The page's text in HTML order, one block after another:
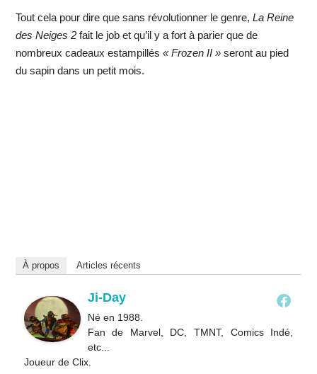
Tout cela pour dire que sans révolutionner le genre, La Reine
des Neiges 2fait le job et qu’il y a fort à parier que de
nombreux cadeaux estampillés « Frozen II »seront au pied
du sapin dans un petit mois.
À propos Articles récents
Ji-Day
Né en 1988.
Fan de Marvel, DC, TMNT, Comics Indé,
etc...
Joueur de Clix.